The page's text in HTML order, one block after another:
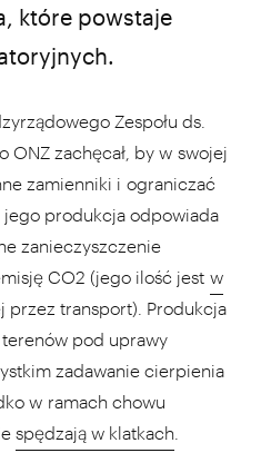
które powstaje
Zespołu ds.
ONZ zachęcał, by w swojej
zamienniki i ograniczać
produkcja odpowiada
zanieczyszczenie
CO2 (jego ilość jest w
przez transport). Produkcja
pod uprawy
zadawanie cierpienia
w ramach chowu
spędzają w klatkach